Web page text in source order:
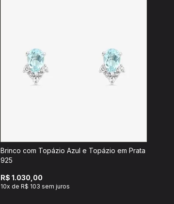
Brinco com Topázio Azul e Topázio em Prata
925
R$ 1.030,00
10x de R$ 103 sem juros